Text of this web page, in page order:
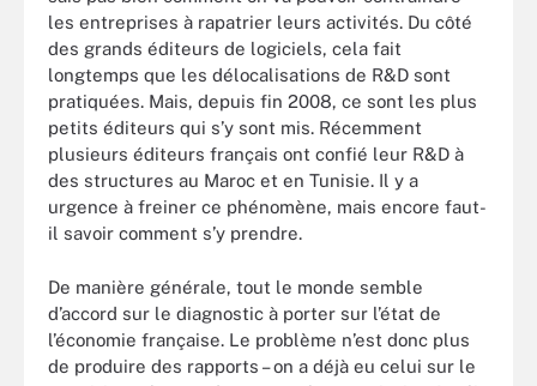
les entreprises à rapatrier leurs activités. Du côté
des grands éditeurs de logiciels, cela fait
longtemps que les délocalisations de R&D sont
pratiquées. Mais, depuis fin 2008, ce sont les plus
petits éditeurs qui s’y sont mis. Récemment
plusieurs éditeurs français ont confié leur R&D à
des structures au Maroc et en Tunisie. Il y a
urgence à freiner ce phénomène, mais encore faut-
il savoir comment s’y prendre.
De manière générale, tout le monde semble
d’accord sur le diagnostic à porter sur l’état de
l’économie française. Le problème n’est donc plus
de produire des rapports – on a déjà eu celui sur le